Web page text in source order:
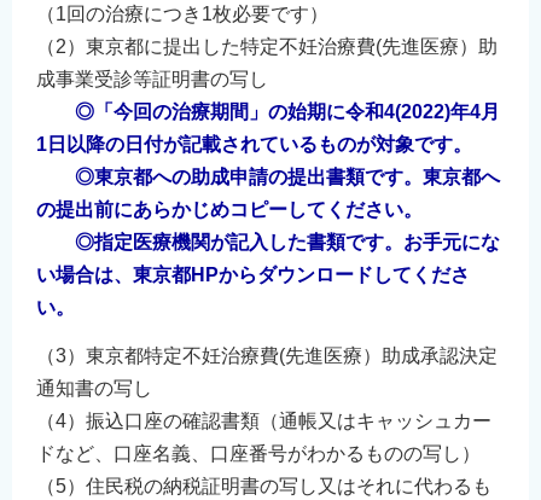
（1回の治療につき1枚必要です）
（2）東京都に提出した特定不妊治療費(先進医療）助
成事業受診等証明書の写し
◎ 「今回の治療期間」の始期に令和4(2022)年4月
1日以降の日付が記載されているものが対象です。
◎東京都への助成申請の提出書類です。東京都へ
の提出前にあらかじめコピーしてください。
◎指定医療機関が記入した書類です。お手元にな
い場合は、東京都HPからダウンロードしてくださ
い。
（3）東京都特定不妊治療費(先進医療）助成承認決定
通知書の写し
（4）振込口座の確認書類（通帳又はキャッシュカー
ドなど、口座名義、口座番号がわかるものの写し）
（5）住民税の納税証明書の写し又はそれに代わるも